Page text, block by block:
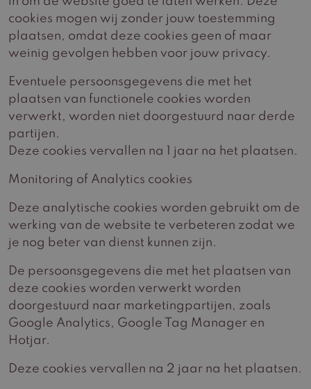
cookies mogen wij zonder jouw toestemming
plaatsen, omdat deze cookies geen of maar
weinig gevolgen hebben voor jouw privacy.
Eventuele persoonsgegevens die met het
plaatsen van functionele cookies worden
verwerkt, worden niet doorgestuurd naar derde
partijen.
Deze cookies vervallen na 1 jaar na het plaatsen.
Monitoring of Analytics cookies
Deze analytische cookies worden gebruikt om de
werking van de website te verbeteren zodat we
je nog beter van dienst kunnen zijn.
De persoonsgegevens die met het plaatsen van
deze cookies worden verwerkt worden
doorgestuurd naar marketingpartijen, zoals
Google Analytics, Google Tag Manager en
Hotjar.
Deze cookies vervallen na 2 jaar na het plaatsen.